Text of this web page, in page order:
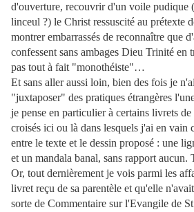
d'ouverture, recouvrir d'un voile pudique
linceul ?) le Christ ressuscité au prétexte
montrer embarrassés de reconnaître que
confessent sans ambages Dieu Trinité en
pas tout à fait "monothéiste"…
Et sans aller aussi loin, bien des fois je
"juxtaposer" des pratiques étrangères
je pense en particulier à certains livrets
croisés ici ou là dans lesquels j'ai en vain
entre le texte et le dessin proposé : une
et un mandala banal, sans rapport aucun.
Or, tout dernièrement je vois parmi les
livret reçu de sa parentèle et qu'elle
sorte de Commentaire sur l'Evangile de